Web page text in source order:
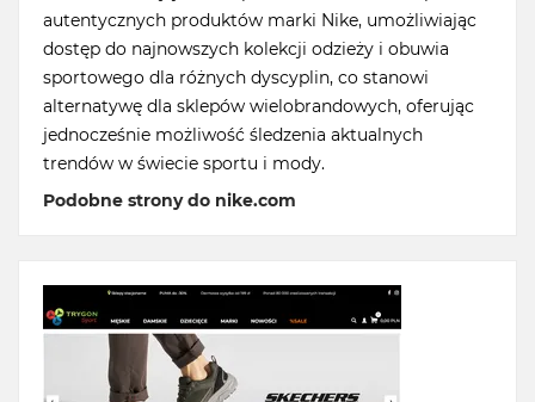
autentycznych produktów marki Nike, umożliwiając
dostęp do najnowszych kolekcji odzieży i obuwia
sportowego dla różnych dyscyplin, co stanowi
alternatywę dla sklepów wielobrandowych, oferując
jednocześnie możliwość śledzenia aktualnych
trendów w świecie sportu i mody.
Podobne strony do nike.com